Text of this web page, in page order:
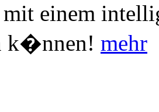
einem
k�nnen! mehr